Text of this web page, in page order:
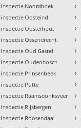
inspectie Noordhoek
inspectie Oosteind
inspectie Oosterhout
inspectie Ossendrecht
inspectie Oud Gastel
inspectie Oudenbosch
inspectie Prinsenbeek
inspectie Putte
inspectie Raamsdonksveer
inspectie Rijsbergen
inspectie Roosendaal
›
›
›
›
›
›
›
›
›
›
›